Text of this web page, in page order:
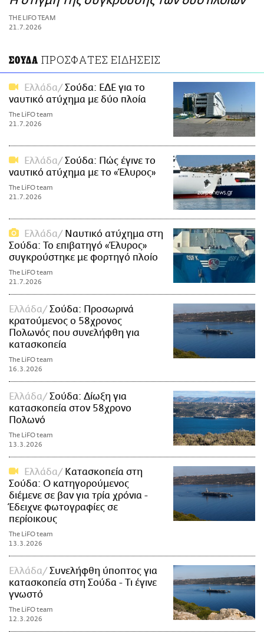
ΑΜΠΑ
PRINT
THE LIFO TEAM
21.7.2026
ΣΟΥΔΑ ΠΡΟΣΦΑΤΕΣ ΕΙΔΗΣΕΙΣ
Ελλάδα
Σούδα: ΕΔΕ για το
ναυτικό ατύχημα με δύο πλοία
The LiFO team
21.7.2026
Ελλάδα
Σούδα: Πώς έγινε το
ναυτικό ατύχημα με το «Έλυρος»
The LiFO team
21.7.2026
Ελλάδα
Ναυτικό ατύχημα στη
Σούδα: Το επιβατηγό «Έλυρος»
συγκρούστηκε με φορτηγό πλοίο
The LiFO team
21.7.2026
Ελλάδα
Σούδα: Προσωρινά
κρατούμενος ο 58χρονος
Πολωνός που συνελήφθη για
κατασκοπεία
The LiFO team
16.3.2026
Ελλάδα
Σούδα: Δίωξη για
κατασκοπεία στον 58χρονο
Πολωνό
The LiFO team
13.3.2026
Ελλάδα
Κατασκοπεία στη
Σούδα: Ο κατηγορούμενος
διέμενε σε βαν για τρία χρόνια -
Έδειχνε φωτογραφίες σε
περίοικους
The LiFO team
13.3.2026
Ελλάδα
Συνελήφθη ύποπτος για
κατασκοπεία στη Σούδα - Τι έγινε
γνωστό
The LiFO team
12.3.2026